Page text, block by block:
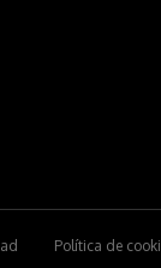
Política de